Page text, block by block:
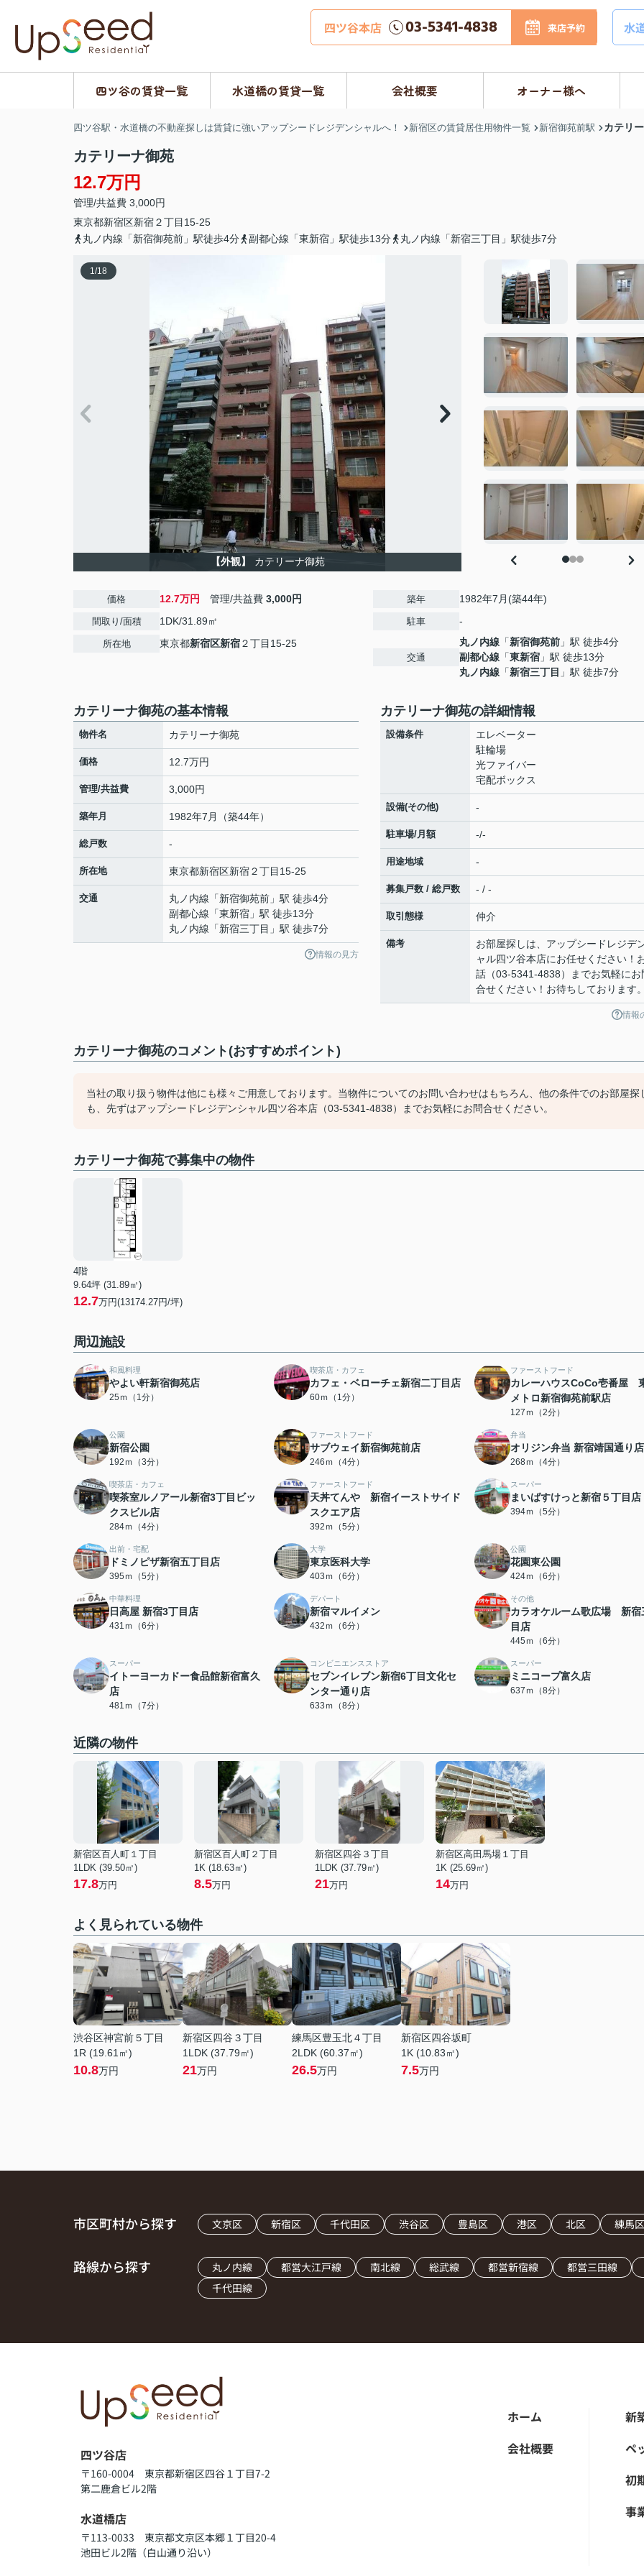
四ツ谷本店 03-5341-4838 来店予約 水
四ツ谷の賃貸一覧 水道橋の賃貸一覧 会社概要 オーナー様へ
四ツ谷駅・水道橋の不動産探しは賃貸に強いアップシードレジデンシャルへ！ 新宿区の賃貸居住用物件一覧 新宿御苑前駅 カテリ
カテリーナ御苑
12.7万円
管理/共益費 3,000円
東京都新宿区新宿２丁目15-25
丸ノ内線「新宿御苑前」駅徒歩4分
副都心線「東新宿」駅徒歩13分 丸ノ内線「新宿三丁目」駅徒歩7分
1/18
【外観】 カテリーナ御苑
価格 12.7万円 管理/共益費 3,000円
間取り/面積 1DK/31.89㎡
所在地 東京都新宿区新宿２丁目15-25
築年 1982年7月(築44年)
駐車 -
交通
丸ノ内線 「新宿御苑前 」駅 徒歩4分
副都心線 「東新宿 」駅 徒歩13分
丸ノ内線 「新宿三丁目 」駅 徒歩7分
カテリーナ御苑の基本情報
物件名 カテリーナ御苑
価格 12.7万円
管理/共益費 3,000円
築年月 1982年7月（築44年）
総戸数 -
所在地 東京都新宿区新宿２丁目15-25
交通 丸ノ内線 「新宿御苑前 」駅 徒歩4分
副都心線 「東新宿 」駅 徒歩13分
丸ノ内線 「新宿三丁目 」駅 徒歩7分
情報の見方
カテリーナ御苑の詳細情報
設備条件
エレベーター
駐輪場
光ファイバー
宅配ボックス
設備(その他) -
駐車場/月額 -/-
用途地域 -
募集戸数 / 総戸数 - / -
取引態様 仲介
備考
お部屋探しは、アップシードレジデ
ャル四ツ谷本店にお任せください！
話（03-5341-4838）までお気軽にお
合せください！お待ちしております
情報
カテリーナ御苑のコメント(おすすめポイント)
当社の取り扱う物件は他にも様々ご用意しております。当物件についてのお問い合わせはもちろん、他の条件でのお部屋探
も、先ずはアップシードレジデンシャル四ツ谷本店（03-5341-4838）までお気軽にお問合せください。
カテリーナ御苑で募集中の物件
4階
9.64坪 (31.89㎡)
12.7万円(13174.27円/坪)
周辺施設
和風料理
やよい軒新宿御苑店
25ｍ（1分）
喫茶店・カフェ
カフェ・ベローチェ新宿二丁目店
60ｍ（1分）
ファーストフード
カレーハウスCoCo壱番屋
メトロ新宿御苑前駅店
127ｍ（2分）
公園
新宿公園
192ｍ（3分）
ファーストフード
サブウェイ新宿御苑前店
246ｍ（4分）
弁当
オリジン弁当 新宿靖国通り店
268ｍ（4分）
喫茶店・カフェ
喫茶室ルノアール新宿3丁目ビッ
クスビル店
284ｍ（4分）
ファーストフード
天丼てんや 新宿イーストサイド
スクエア店
392ｍ（5分）
スーパー
まいばすけっと新宿５丁目店
394ｍ（5分）
出前・宅配
ドミノピザ新宿五丁目店
395ｍ（5分）
大学
東京医科大学
403ｍ（6分）
公園
花園東公園
424ｍ（6分）
中華料理
日高屋 新宿3丁目店
431ｍ（6分）
デパート
新宿マルイメン
432ｍ（6分）
その他
カラオケルーム歌広場 新宿
目店
445ｍ（6分）
スーパー
イトーヨーカドー食品館新宿富久
店
481ｍ（7分）
コンビニエンスストア
セブンイレブン新宿6丁目文化セ
ンター通り店
633ｍ（8分）
スーパー
ミニコープ富久店
637ｍ（8分）
近隣の物件
新宿区百人町１丁目
1LDK (39.50㎡)
17.8万円
新宿区百人町２丁目
1K (18.63㎡)
8.5万円
新宿区四谷３丁目
1LDK (37.79㎡)
21万円
新宿区高田馬場１丁目
1K (25.69㎡)
14万円
よく見られている物件
渋谷区神宮前５丁目
1R (19.61㎡)
10.8万円
新宿区四谷３丁目
1LDK (37.79㎡)
21万円
練馬区豊玉北４丁目
2LDK (60.37㎡)
26.5万円
新宿区四谷坂町
1K (10.83㎡)
7.5万円
市区町村から探す 文京区 新宿区 千代田区 渋谷区 豊島区 港区 北区 練馬区
路線から探す 丸ノ内線 都営大江戸線 南北線 総武線 都営新宿線
都営三田線
千代田線
四ツ谷店
〒160-0004 東京都新宿区四谷１丁目7-2
第二鹿倉ビル2階
水道橋店
〒113-0033 東京都文京区本郷１丁目20-4
池田ビル2階（白山通り沿い）
ホーム
会社概要
新
ペ
初
事